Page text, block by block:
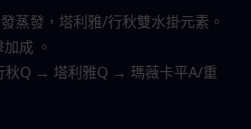
蒸發，塔利雅/行秋雙水掛元素。
成 。
Q → 塔利雅Q → 瑪薇卡平A/重